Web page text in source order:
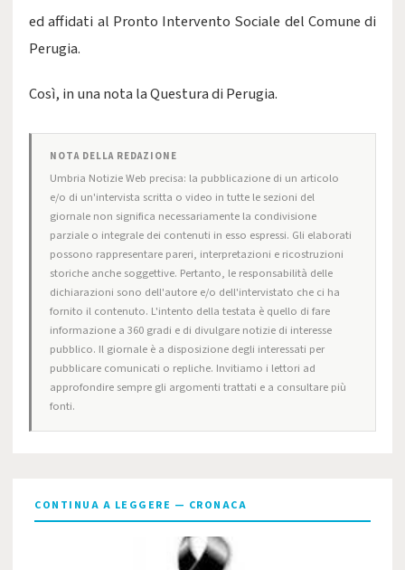
ed affidati al Pronto Intervento Sociale del Comune di
Perugia.
Così, in una nota la Questura di Perugia.
NOTA DELLA REDAZIONE
Umbria Notizie Web precisa: la pubblicazione di un articolo
e/o di un'intervista scritta o video in tutte le sezioni del
giornale non significa necessariamente la condivisione
parziale o integrale dei contenuti in esso espressi. Gli elaborati
possono rappresentare pareri, interpretazioni e ricostruzioni
storiche anche soggettive. Pertanto, le responsabilità delle
dichiarazioni sono dell'autore e/o dell'intervistato che ci ha
fornito il contenuto. L'intento della testata è quello di fare
informazione a 360 gradi e di divulgare notizie di interesse
pubblico. Il giornale è a disposizione degli interessati per
pubblicare comunicati o repliche. Invitiamo i lettori ad
approfondire sempre gli argomenti trattati e a consultare più
fonti.
CONTINUA A LEGGERE — CRONACA